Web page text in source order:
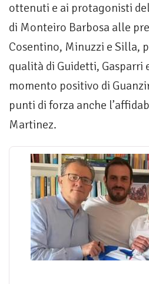
ottenuti e ai protagonisti
di Monteiro Barbosa alle
Cosentino, Minuzzi e Silla,
qualità di Guidetti, Gasparri
momento positivo di
punti di forza anche
Martinez.